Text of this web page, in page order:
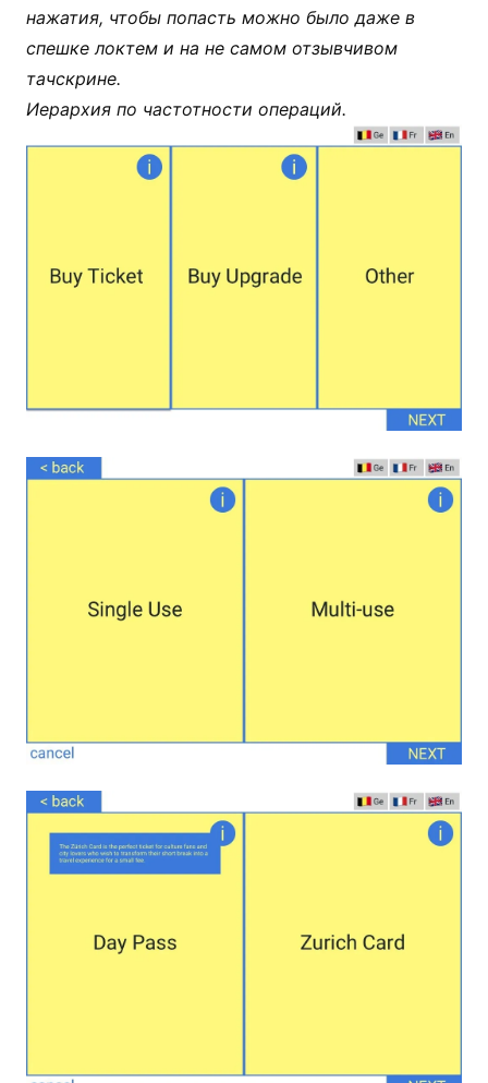
нажатия, чтобы попасть можно было даже в
спешке локтем и на не самом отзывчивом
тачскрине.
Иерархия по частотности операций.